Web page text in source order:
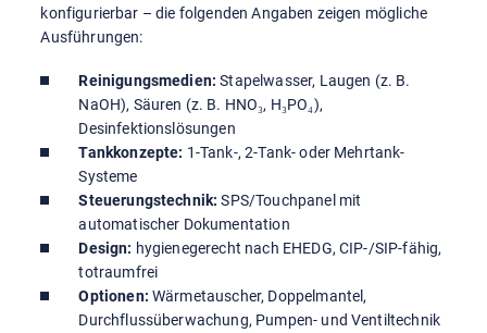
konfigurierbar – die folgenden Angaben zeigen mögliche
Ausführungen:
Reinigungsmedien: Stapelwasser, Laugen (z. B.
NaOH), Säuren (z. B. HNO₃, H₃PO₄),
Desinfektionslösungen
Tankkonzepte: 1-Tank-, 2-Tank- oder Mehrtank-
Systeme
Steuerungstechnik: SPS/Touchpanel mit
automatischer Dokumentation
Design: hygienegerecht nach EHEDG, CIP-/SIP-fähig,
totraumfrei
Optionen: Wärmetauscher, Doppelmantel,
Durchflussüberwachung, Pumpen- und Ventiltechnik